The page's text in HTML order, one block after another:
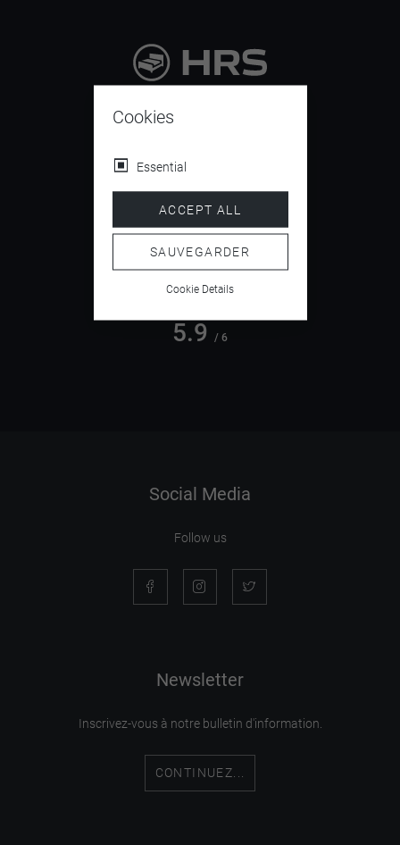
4.5
5.9 / 6
Social Media
Follow us
Newsletter
Inscrivez-vous à notre bulletin d'information.
CONTINUEZ...
Cookies
Essential
ACCEPT ALL
SAUVEGARDER
Cookie Details